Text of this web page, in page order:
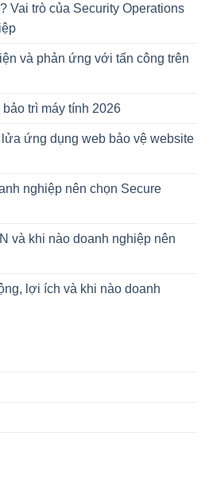
Vai trò của Security Operations
và phản ứng với tấn công trên
trì máy tính 2026
ứng dụng web bảo vệ website
nghiệp nên chọn Secure
và khi nào doanh nghiệp nên
lợi ích và khi nào doanh